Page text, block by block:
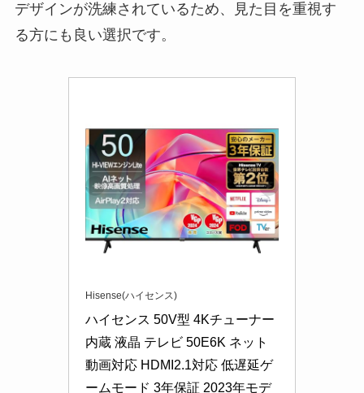
デザインが洗練されているため、見た目を重視す
る方にも良い選択です。
Hisense(ハイセンス)
ハイセンス 50V型 4Kチューナー
内蔵 液晶 テレビ 50E6K ネット
動画対応 HDMI2.1対応 低遅延ゲ
ームモード 3年保証 2023年モデ